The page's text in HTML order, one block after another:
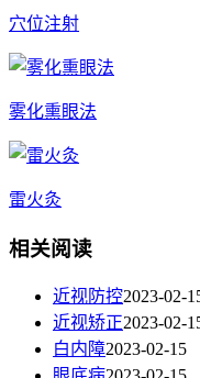
穴位注射
雾化熏眼法
雷火灸
相关阅读
近视防控2023-02-
近视矫正2023-02-
白内障2023-02-15